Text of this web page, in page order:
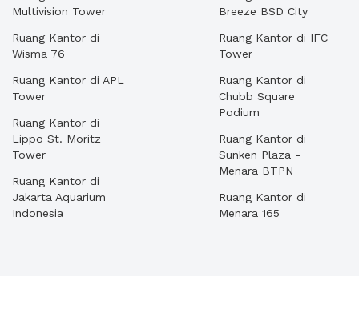
Multivision Tower
Ruang Kantor di
Wisma 76
Ruang Kantor di APL
Tower
Ruang Kantor di
Lippo St. Moritz
Tower
Ruang Kantor di
Jakarta Aquarium
Indonesia
Breeze BSD City
Ruang Kantor di IFC
Tower
Ruang Kantor di
Chubb Square
Podium
Ruang Kantor di
Sunken Plaza -
Menara BTPN
Ruang Kantor di
Menara 165